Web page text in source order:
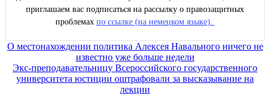
приглашаем вас подписаться на рассылку о правозащитных
проблемах по ссылке (на немецком языке).
Навигация
по
записям
О местонахождении политика Алексея Навального ничего не
известно уже больше недели
Экс-преподавательницу Всероссийского государственного
университета юстиции оштрафовали за высказывание на
лекции